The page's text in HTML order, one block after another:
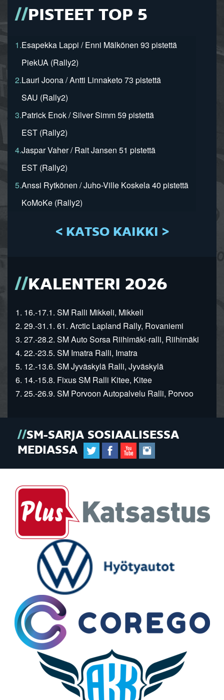
PISTEET TOP 5
1.Esapekka Lappi / Enni Mälkönen 93 pistettä
PiekUA (Rally2)
2.Lauri Joona / Antti Linnaketo 73 pistettä
SAU (Rally2)
3.Patrick Enok / Silver Simm 59 pistettä
EST (Rally2)
4.Jaspar Vaher / Rait Jansen 51 pistettä
EST (Rally2)
5.Anssi Rytkönen / Juho-Ville Koskela 40 pistettä
KoMoKe (Rally2)
< KATSO KAIKKI >
KALENTERI 2026
1. 16.-17.1. SM Ralli Mikkeli, Mikkeli
2. 29.-31.1. 61. Arctic Lapland Rally, Rovaniemi
3. 27.-28.2. SM Auto Sorsa Riihimäki-ralli, Riihimäki
4. 22.-23.5. SM Imatra Ralli, Imatra
5. 12.-13.6. SM Jyväskylä Ralli, Jyväskylä
6. 14.-15.8. Fixus SM Ralli Kitee, Kitee
7. 25.-26.9. SM Porvoon Autopalvelu Ralli, Porvoo
SM-SARJA SOSIAALISESSA
MEDIASSA